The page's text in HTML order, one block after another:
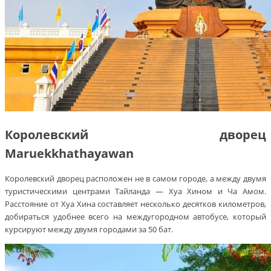
Королевский дворец
Maruekkhathayawan
Королевский дворец расположен не в самом городе, а между двумя
туристическими центрами Тайланда — Хуа Хином и Ча Амом.
Расстояние от Хуа Хина составляет несколько десятков километров,
добираться удобнее всего на междугородном автобусе, который
курсируют между двумя городами за 50 бат.